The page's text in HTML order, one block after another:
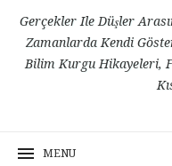
Gerçekler Ile Düşler
Zamanlarda Kendi
Bilim Kurgu Hikayeleri,